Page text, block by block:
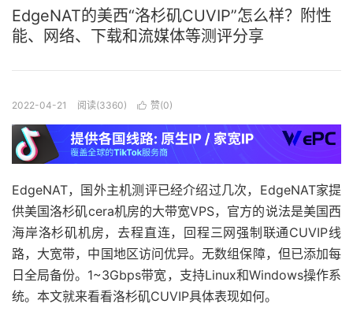
EdgeNAT的美西“洛杉矶CUVIP”怎么样？附性
能、网络、下载和流媒体等测评分享
2022-04-21 阅读(3360)  赞(0)
EdgeNAT，国外主机测评已经介绍过几次，EdgeNAT家提
供美国洛杉矶cera机房的大带宽VPS，官方的说法是美国西
海岸洛杉矶机房，去程直连，回程三网强制联通CUVIP线
路，大宽带，中国地区访问优异。无数组保障，但已添加每
日全局备份。1~3Gbps带宽，支持Linux和Windows操作系
统。本文就来看看洛杉矶CUVIP具体表现如何。